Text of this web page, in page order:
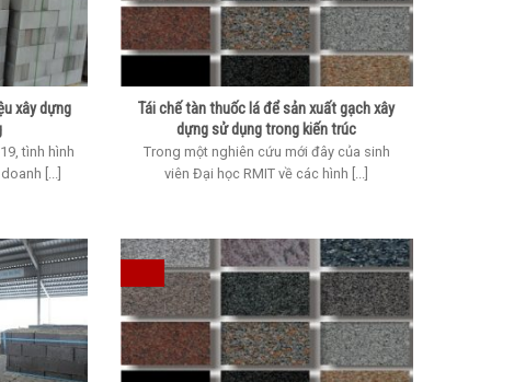
xây dựng
tình hình
[...]
Tái chế tàn thuốc lá để sản xuất gạch xây
dựng sử dụng trong kiến trúc
Trong một nghiên cứu mới đây của sinh
viên Đại học RMIT về các hình [...]